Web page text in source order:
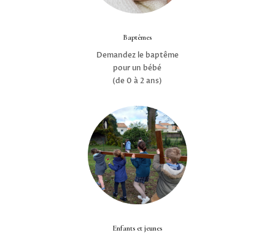
Baptêmes
Demandez le baptême
pour un bébé
(de 0 à 2 ans)
Enfants et jeunes